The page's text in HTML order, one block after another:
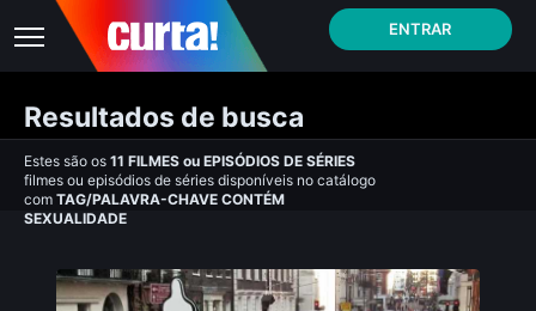
ENTRAR
Resultados de busca
Estes são os 11 FILMES ou EPISÓDIOS DE SÉRIES
filmes ou episódios de séries disponíveis no catálogo
com TAG/PALAVRA-CHAVE CONTÉM
SEXUALIDADE